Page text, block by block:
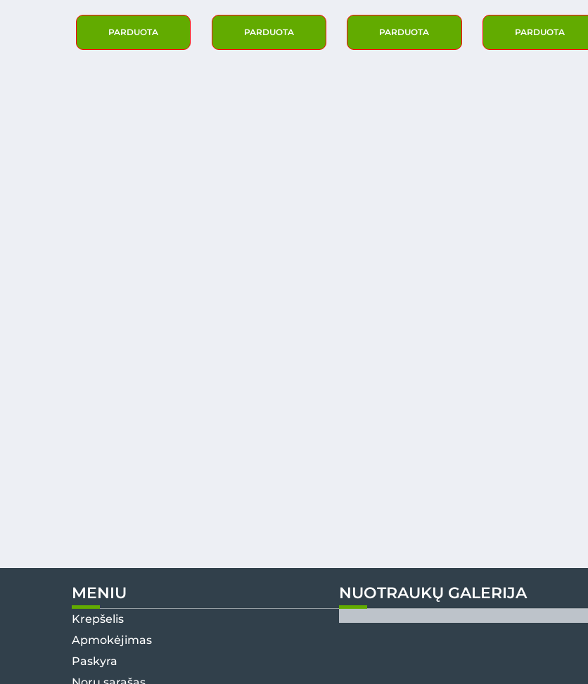
PARDUOTA PARDUOTA PARDUOTA PARDUOTA
MENIU
Krepšelis
Apmokėjimas
Paskyra
NUOTRAUKŲ GALERIJA